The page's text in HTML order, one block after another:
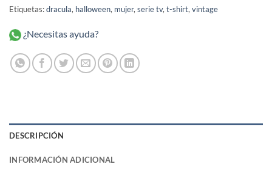
Etiquetas:dracula, halloween, mujer,serie tv,t-shirt,vintage
¿Necesitas ayuda?
DESCRIPCIÓN
INFORMACIÓN ADICIONAL